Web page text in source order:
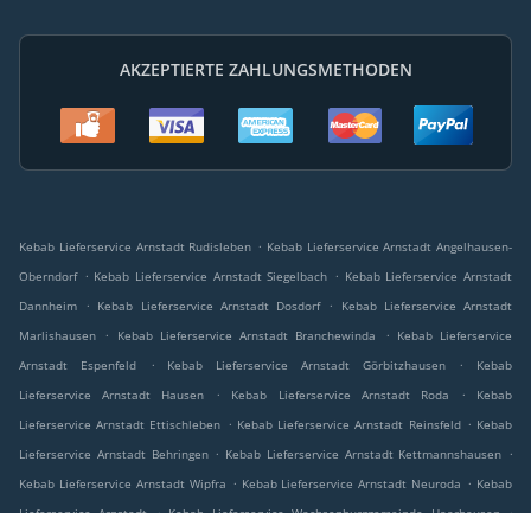
AKZEPTIERTE ZAHLUNGSMETHODEN
Kebab Lieferservice Arnstadt Rudisleben . Kebab Lieferservice Arnstadt Angelhausen-
Oberndorf . Kebab Lieferservice Arnstadt Siegelbach . Kebab Lieferservice Arnstadt
Dannheim
. Kebab Lieferservice Arnstadt Dosdorf .
Kebab Lieferservice Arnstadt
Marlishausen
. Kebab Lieferservice Arnstadt Branchewinda . Kebab Lieferservice
Arnstadt Espenfeld
. Kebab Lieferservice Arnstadt Görbitzhausen .
Kebab
Lieferservice Arnstadt Hausen
. Kebab Lieferservice Arnstadt Roda .
Kebab
Lieferservice Arnstadt Ettischleben . Kebab Lieferservice Arnstadt Reinsfeld . Kebab
Lieferservice Arnstadt Behringen . Kebab Lieferservice Arnstadt Kettmannshausen .
Kebab Lieferservice Arnstadt Wipfra . Kebab Lieferservice Arnstadt Neuroda . Kebab